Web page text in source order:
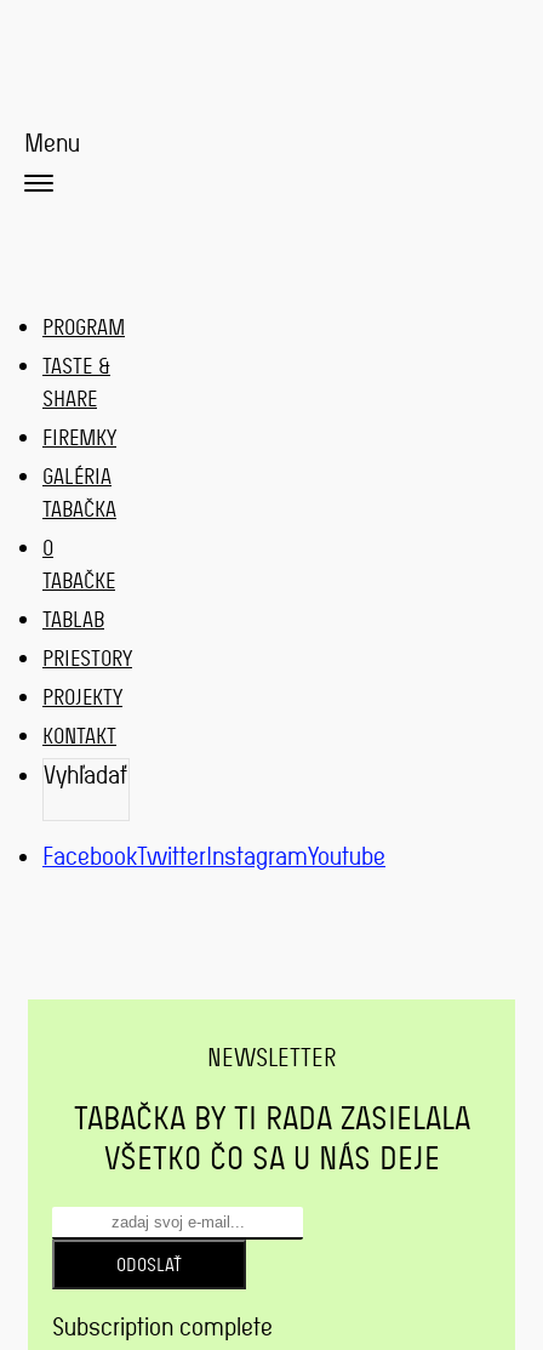
Menu
PROGRAM
TASTE &
SHARE
FIREMKY
GALÉRIA
TABAČKA
O
TABAČKE
TABLAB
PRIESTORY
PROJEKTY
KONTAKT
Vyhľadať
FacebookTwitterInstagramYoutube
NEWSLETTER
TABAČKA BY TI RADA ZASIELALA
VŠETKO ČO SA U NÁS DEJE
ODOSLAŤ
Subscription complete